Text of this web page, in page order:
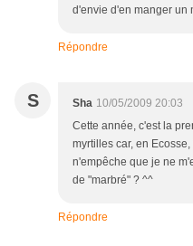
d'envie d'en manger un
Répondre
S Sha 10/05/2009 20:03
Cette année, c'est la
myrtilles car, en
n'empêche que je ne
de "marbré" ? ^^
Répondre